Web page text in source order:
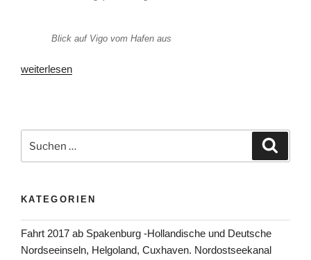
Blick auf Vigo vom Hafen aus
„Von
in
Spanien,
do
Castelo,
erste
Station
weiterlesen
nach:
KATEGORIEN
Fahrt 2017 ab Spakenburg -Hollandische und Deutsche
Nordseeinseln, Helgoland, Cuxhaven. Nordostseekanal